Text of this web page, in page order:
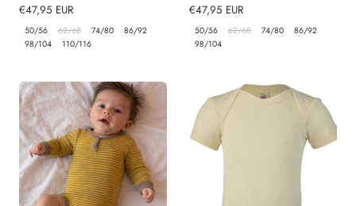
Normale
prijs
€47,95 EUR
50/56 62/68 74/80
86/92
98/104
110/116
Normale
prijs
€47,95 EUR
50/56 62/68 74/80
86/92
98/104